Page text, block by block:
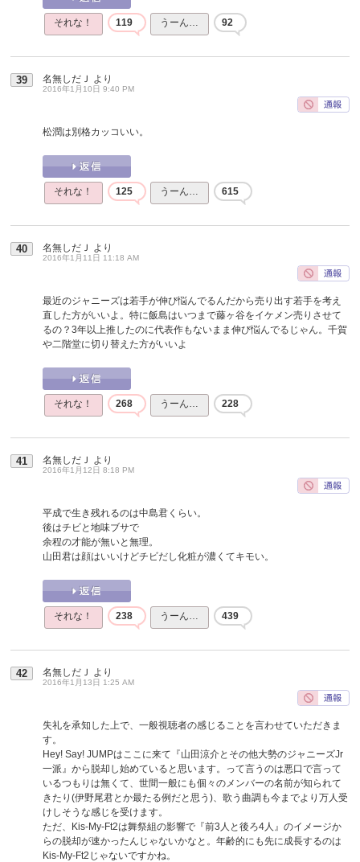
それな！ 119 うーん… 92
39 名無しだＪ より
2016年1月10日 9:40 PM
松潤は別格カッコいい。
それな！ 125 うーん… 615
40 名無しだＪ より
2016年1月11日 11:18 AM
最近のジャニーズは若手が伸び悩んでるんだから売り出す若手を考え
直した方がいいよ。特に飯島はいつまで藤ヶ谷をイケメン売りさせて
るの？3年以上推したのに代表作もないまま伸び悩んでるじゃん。千賀
や二階堂に切り替えた方がいいよ
それな！ 268 うーん… 228
41 名無しだＪ より
2016年1月12日 8:18 PM
平成で生き残れるのは中島君くらい。
後はチビと地味ブサで
余程の才能が無いと無理。
山田君は顔はいいけどチビだし化粧が濃くてキモい。
それな！ 238 うーん… 439
42 名無しだＪ より
2016年1月13日 1:25 AM
失礼を承知した上で、一般視聴者の感じることを言わせていただきま
す。
Hey! Say! JUMPはここに来て『山田涼介とその他大勢のジャニーズJr
一派』から脱却し始めていると思います。って言うのは悪口で言って
いるつもりは無くて、世間一般にも個々のメンバーの名前が知られて
きたり(伊野尾君とか最たる例だと思う)、歌う曲調も今までより万人受
けしそうな感じを受けます。
ただ、Kis-My-Ft2は舞祭組の影響で『前3人と後ろ4人』のイメージか
らの脱却が速かったんじゃないかなと。年齢的にも先に成長するのは
Kis-My-Ft2じゃないですかね。